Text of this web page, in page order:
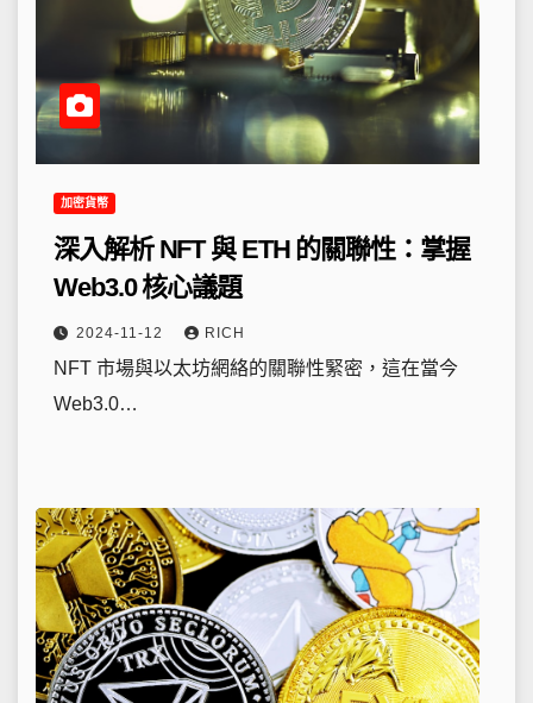
加密貨幣
深入解析 NFT 與 ETH 的關聯性：掌握
Web3.0 核心議題
2024-11-12 RICH
NFT 市場與以太坊網絡的關聯性緊密，這在當今
Web3.0…